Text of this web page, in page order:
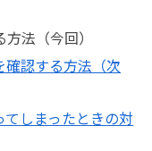
法（今回）
認する方法（次
しまったときの対